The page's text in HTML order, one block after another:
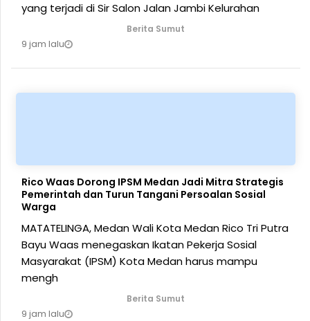
yang terjadi di Sir Salon Jalan Jambi Kelurahan
Berita Sumut
9 jam lalu
Rico Waas Dorong IPSM Medan Jadi Mitra Strategis
Pemerintah dan Turun Tangani Persoalan Sosial
Warga
MATATELINGA, Medan Wali Kota Medan Rico Tri Putra
Bayu Waas menegaskan Ikatan Pekerja Sosial
Masyarakat (IPSM) Kota Medan harus mampu
mengh
Berita Sumut
9 jam lalu